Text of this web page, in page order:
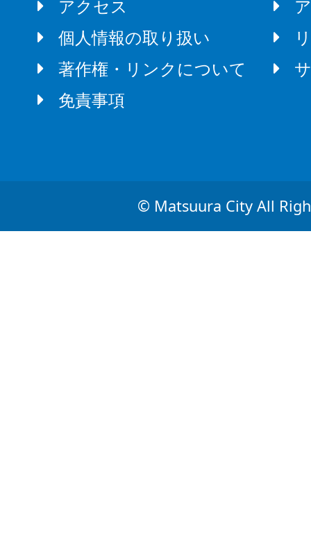
アクセス
個人情報の取り扱い
著作権・リンクについて
免責事項
© Matsuura City All